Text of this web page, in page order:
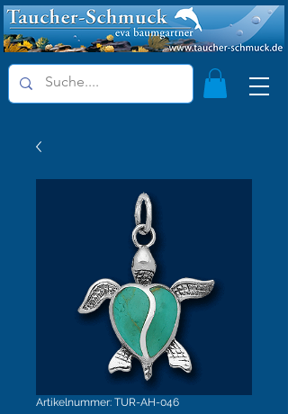
Artikelnummer: TUR-AH-046